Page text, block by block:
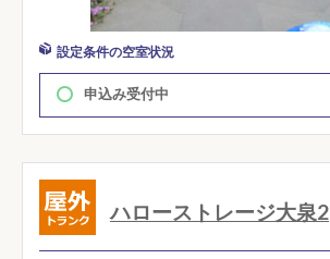
設定条件の空室状況
申込み受付中
ハローストレージ大泉2